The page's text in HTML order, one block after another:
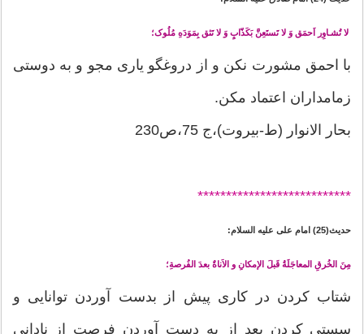
لا تُشـاوِر اَحمَق وَ لا تَستَعِنَّ بَکَذّابٍ وَ لا تَثق بِمَوَدَهِ مُلُوک؛
با احمق مشورت نکن و از دروغگو یارى مجو و به دوستى
زمامداران اعتماد مکن.
بحار الانوار (ط-بیروت)،ج 75،ص230
********************
*******
حدیث(25) امام علی علیه السلام:
مِنَ الخُرقِ المعاجَلَةُ قَبلَ الإمکانِ و الاَناةٌ بعدَ الفُرصةِ؛
شتاب کردن در کاری پیش از بدست آوردن توانایی و
سستی کردن بعد از به دست آوردن فرصت از نادانی